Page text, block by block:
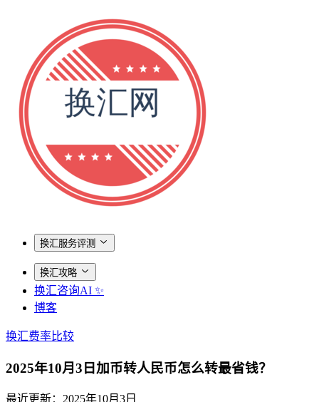
换汇服务评测
换汇攻略
换汇咨询AI ✨
博客
换汇费率比较
2025年10月3日加币转人民币怎么转最省钱？
最近更新： 2025年10月3日